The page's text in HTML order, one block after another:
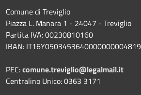
Comune di Treviglio
Piazza L. Manara 1 - 24047 - Treviglio
Partita IVA: 00230810160
IBAN: IT16Y0503453640000000004819
PEC:comune.treviglio@legalmail.it
Centralino Unico: 0363 3171